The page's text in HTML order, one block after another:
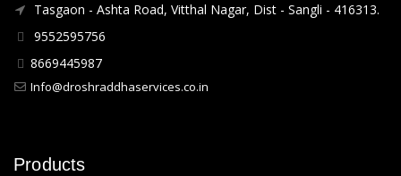
Tasgaon - Ashta Road, Vitthal Nagar, Dist - Sangli - 416313.
9552595756
8669445987
Info@droshraddhaservices.co.in
Products